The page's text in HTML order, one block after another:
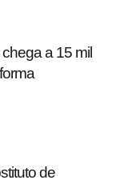
a 15 mil
de